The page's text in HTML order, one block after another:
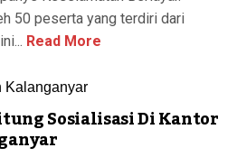
50 peserta yang terdiri dari
Read More
Sosialisasi Di Kantor